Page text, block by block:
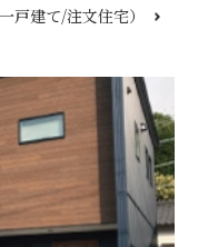
建て/注文住宅）